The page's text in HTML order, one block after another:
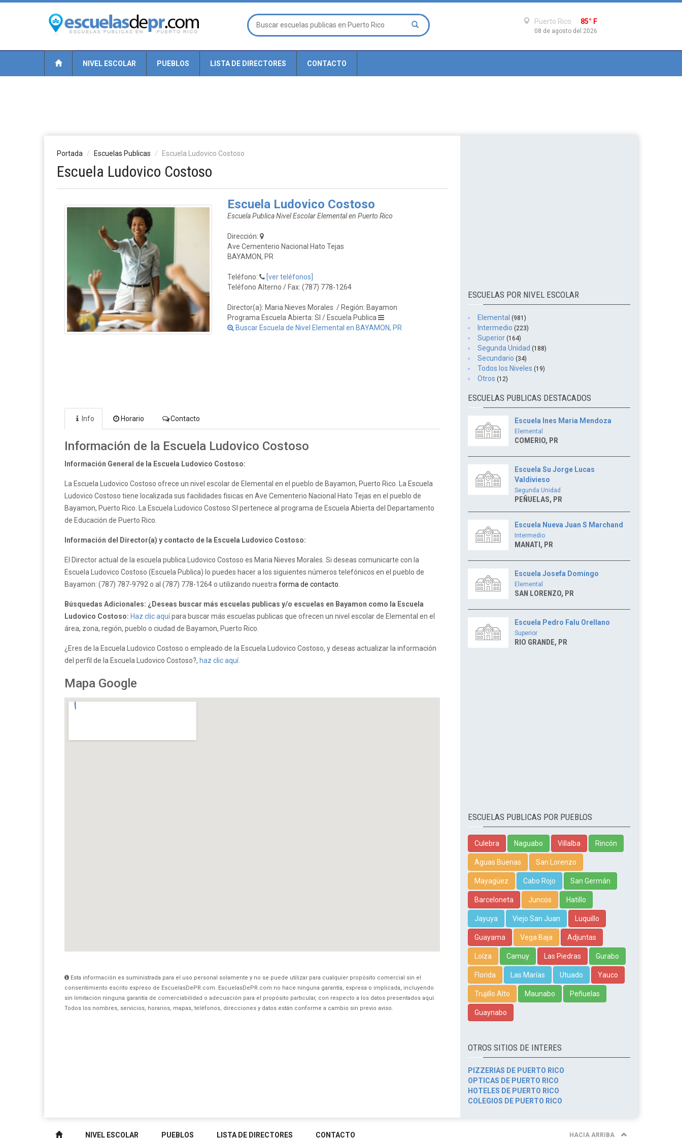
Puerto Rico 85° F
08 de agosto del 2026
NIVEL ESCOLAR PUEBLOS LISTA DE DIRECTORES CONTACTO
Portada Escuelas Publicas Escuela Ludovico Costoso
Escuela Ludovico Costoso
Escuela Ludovico Costoso
Escuela Publica Nivel Escolar Elemental en Puerto Rico
Dirección:
Ave Cementerio Nacional Hato Tejas
BAYAMON, PR
Teléfono:
[ver teléfonos]
Teléfono Alterno / Fax: (787) 778-1264
Director(a): Maria Nieves Morales / Región: Bayamon
Programa Escuela Abierta: SI / Escuela Publica
Buscar Escuela de Nivel Elemental en BAYAMON, PR
Info Horario Contacto
Información de la Escuela Ludovico Costoso
Información General de la Escuela Ludovico Costoso:
La Escuela Ludovico Costoso ofrece un nivel escolar de Elemental en el pueblo de Bayamon, Puerto Rico. La Escuela
Ludovico Costoso tiene localizada sus facilidades fisicas en Ave Cementerio Nacional Hato Tejas en el pueblo de
Bayamon, Puerto Rico. La Escuela Ludovico Costoso SI pertenece al programa de Escuela Abierta del Departamento
de Educación de Puerto Rico.
Información del Director(a) y contacto de la Escuela Ludovico Costoso:
El Director actual de la escuela publica Ludovico Costoso es Maria Nieves Morales. Si deseas comunicarte con la
Escuela Ludovico Costoso (Escuela Publica) lo puedes hacer a los siguientes números telefónicos en el pueblo de
Bayamon: (787) 787-9792 o al (787) 778-1264 o utilizando nuestra forma de contacto
Búsquedas Adicionales: ¿Deseas buscar más escuelas publicas y/o escuelas en Bayamon como la Escuela
Ludovico Costoso: Haz clic aquípara buscar más escuelas publicas que ofrecen un nivel escolar de Elemental en el
área, zona, región, pueblo o ciudad de Bayamon, Puerto Rico.
¿Eres de la Escuela Ludovico Costoso o empleado de la Escuela Ludovico Costoso, y deseas actualizar la información
del perfil de la Escuela Ludovico Costoso?, haz clic aquí.
Mapa Google
Esta información es suministrada para el uso personal solamente y no se puede utilizar para cualquier propósito comercial sin el
consentimiento escrito expreso de EscuelasDePR.com. EscuelasDePR.com no hace ninguna garantía, expresa o implicada, incluyendo
sin limitación ninguna garantía de comerciabilidad o adecuación para el propósito particular, con respecto a los datos presentados aquí.
Todos los nombres, servicios, horarios, mapas, teléfonos, direcciones y datos están conforme a cambio sin previo aviso.
ESCUELAS POR NIVEL ESCOLAR
Elemental (981)
Intermedio (223)
Superior (164)
Segunda Unidad (188)
Secundario (34)
Todos los Niveles (19)
Otros (12)
ESCUELAS PUBLICAS DESTACADOS
Escuela Ines Maria Mendoza
Elemental
COMERIO, PR
Escuela Su Jorge Lucas
Valdivieso
Segunda Unidad
PEÑUELAS, PR
Escuela Nueva Juan S Marchand
Intermedio
MANATI, PR
Escuela Josefa Domingo
Elemental
SAN LORENZO, PR
Escuela Pedro Falu Orellano
Superior
RIO GRANDE, PR
ESCUELAS PUBLICAS POR PUEBLOS
Culebra Naguabo Villalba Rincón
Aguas Buenas San Lorenzo
Mayagüez Cabo Rojo San Germán
Barceloneta Juncos Hatillo
Jayuya Viejo San Juan Luquillo
Guayama Vega Baja Adjuntas
Loíza Camuy Las Piedras Gurabo
Florida Las Marías Utuado Yauco
Trujillo Alto Maunabo Peñuelas
Guaynabo
OTROS SITIOS DE INTERES
PIZZERIAS DE PUERTO RICO
OPTICAS DE PUERTO RICO
HOTELES DE PUERTO RICO
COLEGIOS DE PUERTO RICO
NIVEL ESCOLAR PUEBLOS LISTA DE DIRECTORES CONTACTO HACIA ARRIBA